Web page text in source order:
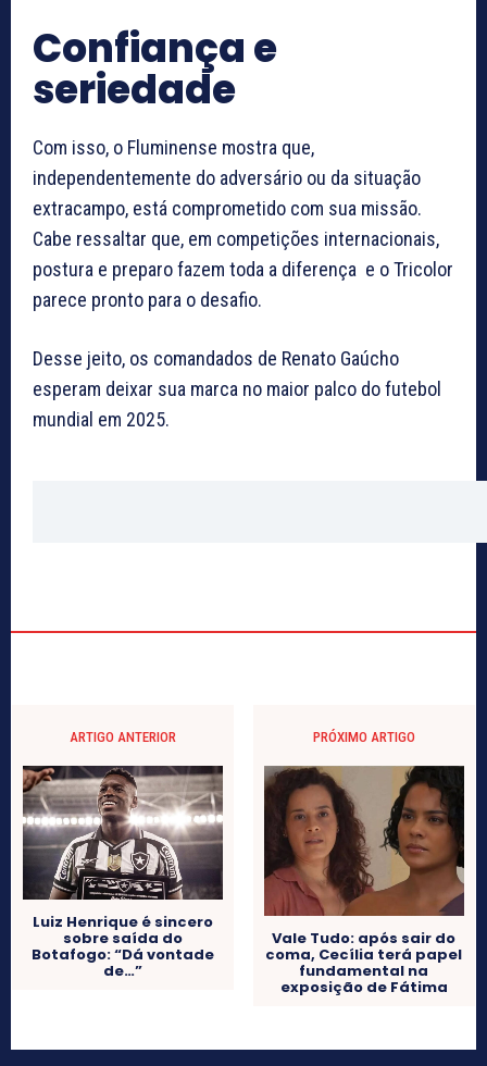
Confiança e
seriedade
Com isso, o Fluminense mostra que,
independentemente do adversário ou da situação
extracampo, está comprometido com sua missão.
Cabe ressaltar que, em competições internacionais,
postura e preparo fazem toda a diferença e o Tricolor
parece pronto para o desafio.
Desse jeito, os comandados de Renato Gaúcho
esperam deixar sua marca no maior palco do futebol
mundial em 2025.
ARTIGO ANTERIOR
Luiz Henrique é sincero
sobre saída do
Botafogo: “Dá vontade
de…”
PRÓXIMO ARTIGO
Vale Tudo: após sair do
coma, Cecília terá papel
fundamental na
exposição de Fátima